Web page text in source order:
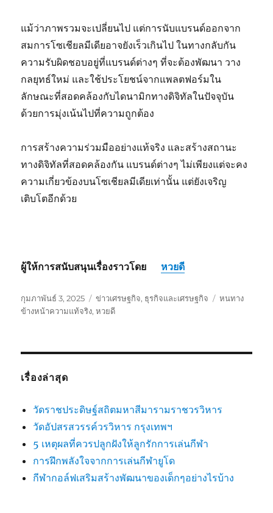
แม้ว่าภาพรวมจะเปลี่ยนไป แต่การนับแบรนด์ออกจาก
สมการโซเชียลมีเดียอาจยังเร็วเกินไป ในทางกลับกัน
ความรับผิดชอบอยู่ที่แบรนด์ต่างๆ ที่จะต้องพัฒนา วาง
กลยุทธ์ใหม่ และใช้ประโยชน์จากแพลตฟอร์มใน
ลักษณะที่สอดคล้องกับไดนามิกทางดิจิทัลในปัจจุบัน
ด้วยการมุ่งเน้นไปที่ความถูกต้อง
การสร้างความร่วมมืออย่างแท้จริง และสร้างสถานะ
ทางดิจิทัลที่สอดคล้องกัน แบรนด์ต่างๆ ไม่เพียงแต่จะคง
ความเกี่ยวข้องบนโซเชียลมีเดียเท่านั้น แต่ยังเจริญ
เติบโตอีกด้วย
ผู้ให้การสนับสนุนเรื่องราวโดย หวยดี
เขียน
เมื่อ
กุมภาพันธ์ 3, 2025
หมวด
หมู่
ข่าวเศรษฐกิจ, ธุรกิจและเศรษฐกิจ
ป้าย
หนทาง
ข้างหน้าความแท้จริง,หวยดี
เรื่องล่าสุด
วัดราชประดิษฐ์สถิตมหาสีมารามราชวรวิหาร
วัดอัปสรสวรรค์วรวิหาร กรุงเทพฯ
5 เหตุผลที่ควรปลูกฝังให้ลูกรักการเล่นกีฬา
การฝึกพลังใจจากการเล่นกีฬายูโด
กีฬากอล์ฟเสริมสร้างพัฒนาของเด็กๆอย่างไรบ้าง